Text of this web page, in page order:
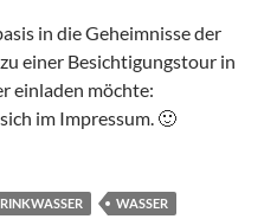
in die Geheimnisse der
einer Besichtigungstour in
einladen möchte:
im Impressum. 🙂
WASSER